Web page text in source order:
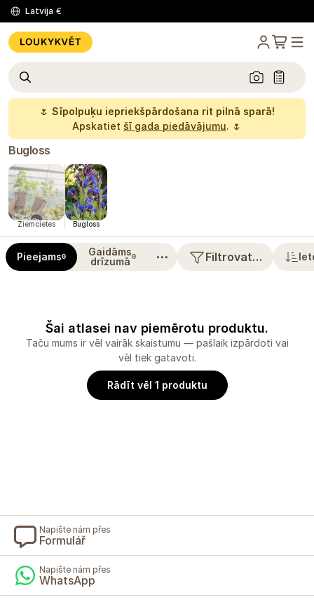
Latvija €
🌷 Sīpolpuķu iepriekšpārdošana rit pilnā sparā!
Apskatiet šī gada piedāvājumu. 🌷
Bugloss
Ziemcietes Bugloss
Pieejams0
Gaidāms
drīzumā 0 ⋯ Filtrovat…
Šai atlasei nav piemērotu produktu.
Taču mums ir vēl vairāk skaistumu — pašlaik izpārdoti vai
vēl tiek gatavoti.
Rādīt vēl 1 produktu
Napište nám přes
Formulář
Napište nám přes
WhatsApp